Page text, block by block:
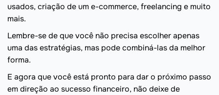
usados, criação de um e-commerce, freelancing e muito
mais.
Lembre-se de que você não precisa escolher apenas
uma das estratégias, mas pode combiná-las da melhor
forma.
E agora que você está pronto para dar o próximo passo
em direção ao sucesso financeiro, não deixe de